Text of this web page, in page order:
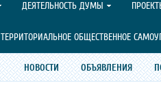
ДЕЯТЕЛЬНОСТЬ ДУМЫ
ТЕРРИТОРИАЛЬНОЕ ОБЩЕСТВЕННОЕ
НОВОСТИ ОБЪЯВЛЕНИЯ